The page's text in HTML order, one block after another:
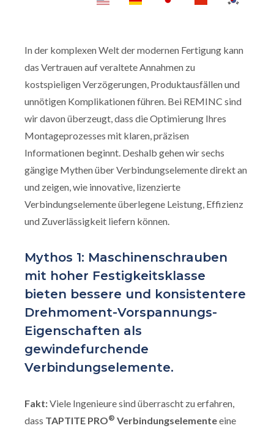
In der komplexen Welt der modernen Fertigung kann
das Vertrauen auf veraltete Annahmen zu
kostspieligen Verzögerungen, Produktausfällen und
unnötigen Komplikationen führen. Bei REMINC sind
wir davon überzeugt, dass die Optimierung Ihres
Montageprozesses mit klaren, präzisen
Informationen beginnt. Deshalb gehen wir sechs
gängige Mythen über Verbindungselemente direkt an
und zeigen, wie innovative, lizenzierte
Verbindungselemente überlegene Leistung, Effizienz
und Zuverlässigkeit liefern können.
Mythos 1: Maschinenschrauben
mit hoher Festigkeitsklasse
bieten bessere und konsistentere
Drehmoment-Vorspannungs-
Eigenschaften als
gewindefurchende
Verbindungselemente.
Fakt:Viele Ingenieure sind überrascht zu erfahren,
dass TAPTITE PRO® Verbindungselementeeine